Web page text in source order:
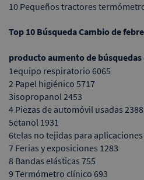
10 Pequeños tractores
Top 10 Búsqueda Cambio de
productoaumento de búsquedas
1equipo respiratorio 6065
2 Papel higiénico 5717
3isopropanol 2453
4 Piezas de automóvil usadas 2388
5etanol 1931
6telas no tejidas para
7 Ferias y exposiciones 1283
8 Bandas elásticas 755
9 Termómetro clínico 693